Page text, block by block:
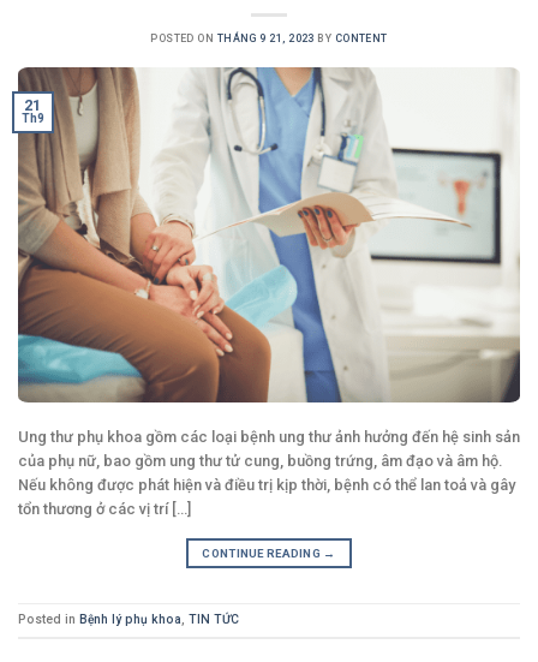
POSTED ON THÁNG 9 21, 2023 BY CONTENT
21
Th9
Ung thư phụ khoa gồm các loại bệnh ung thư ảnh hưởng đến hệ sinh sản
của phụ nữ, bao gồm ung thư tử cung, buồng trứng, âm đạo và âm hộ.
Nếu không được phát hiện và điều trị kịp thời, bệnh có thể lan toả và gây
tổn thương ở các vị trí [...]
CONTINUE READING →
Posted in Bệnh lý phụ khoa, TIN TỨC